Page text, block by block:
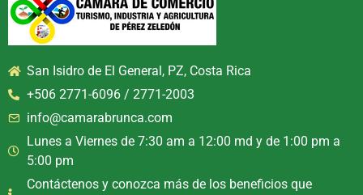
San Isidro de El General, PZ, Costa Rica
+506 2771-6096 / 2771-2003
info@camarabrunca.com
Lunes a Viernes de 7:30 am a 12:00 md y de 1:00 pm a
5:00 pm
Contáctenos y conozca más de los beneficios que